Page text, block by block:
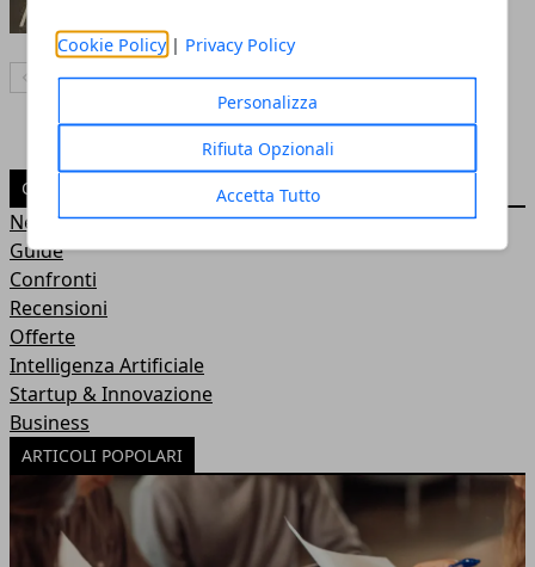
Cookie Policy | Privacy Policy
Personalizza
Rifiuta Opzionali
Accetta Tutto
Articolo Precedente
Articolo Successivo
CATEGORIE
News
Guide
Confronti
Recensioni
Offerte
Intelligenza Artificiale
Startup & Innovazione
Business
ARTICOLI POPOLARI